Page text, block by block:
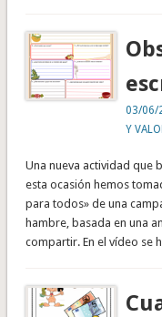
03/06/
Y
Una nueva actividad que
esta ocasión hemos
para todos» de una
hambre, basada en una
compartir. En el vídeo se